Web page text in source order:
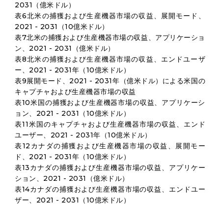
2031（億米ドル）
表6北米の捕獲および生産機器市場の収益、展開モード、
2021 - 2031（10億米ドル）
表7北米の捕獲および生産機器市場の収益、アプリケーショ
ン、2021 - 2031（億米ドル）
表8北米の捕獲および生産機器市場の収益、エンドユーザ
ー、2021 - 2031年（10億米ドル）
表9展開モード、2021 - 2031年（億米ドル）による米国の
キャプチャおよび生産機器市場の収益
表10米国の捕獲および生産機器市場の収益、アプリケーシ
ョン、2021 - 2031（10億米ドル）
表11米国のキャプチャおよび生産機器市場の収益、エンド
ユーザー、2021 - 2031年（10億米ドル）
表12カナダの捕獲および生産機器市場の収益、展開モー
ド、2021 - 2031年（10億米ドル）
表13カナダの捕獲および生産機器市場の収益、アプリケー
ション、2021 - 2031（億米ドル）
表14カナダの捕獲および生産機器市場の収益、エンドユー
ザー、2021 - 2031（10億米ドル）